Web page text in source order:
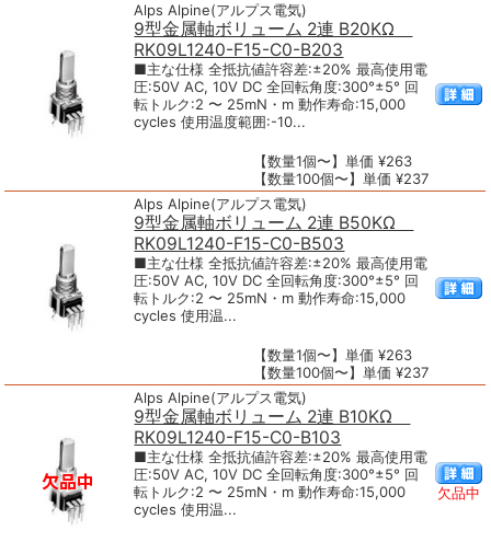
Alps Alpine(アルプス電気)
9型金属軸ボリューム 2連 B20KΩ
RK09L1240-F15-C0-B203
■主な仕様 全抵抗値許容差:±20% 最高使用電
圧:50V AC, 10V DC 全回転角度:300°±5° 回
転トルク:2 〜 25mN・m 動作寿命:15,000
cycles 使用温度範囲:-10...
【数量1個〜】単価 ¥263
【数量100個〜】単価 ¥237
Alps Alpine(アルプス電気)
9型金属軸ボリューム 2連 B50KΩ
RK09L1240-F15-C0-B503
■主な仕様 全抵抗値許容差:±20% 最高使用電
圧:50V AC, 10V DC 全回転角度:300°±5° 回
転トルク:2 〜 25mN・m 動作寿命:15,000
cycles 使用温...
【数量1個〜】単価 ¥263
【数量100個〜】単価 ¥237
Alps Alpine(アルプス電気)
9型金属軸ボリューム 2連 B10KΩ
RK09L1240-F15-C0-B103
■主な仕様 全抵抗値許容差:±20% 最高使用電
圧:50V AC, 10V DC 全回転角度:300°±5° 回
転トルク:2 〜 25mN・m 動作寿命:15,000
cycles 使用温...
欠品中